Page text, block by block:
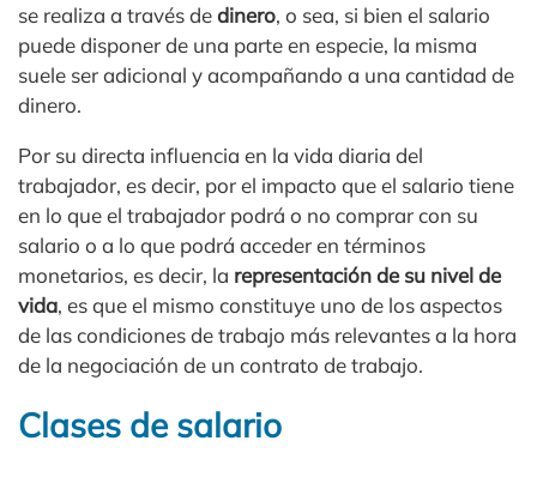
se realiza a través dedinero, o sea, si bien el salario
puede disponer de una parte en especie, la misma
suele ser adicional y acompañando a una cantidad de
dinero.
Por su directa influencia en la vida diaria del
trabajador, es decir, por el impacto que el salario tiene
en lo que el trabajador podrá o no comprar con su
salario o a lo que podrá acceder en términos
monetarios, es decir, la representación de su nivel de
vida, es que el mismo constituye uno de los aspectos
de las condiciones de trabajo más relevantes a la hora
de la negociación de un contrato de trabajo.
Clases de salario